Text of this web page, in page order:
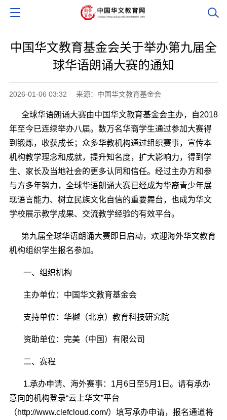
中国华文教育基金会关于举办第九届全
球华语朗诵大赛的通知
2026-01-06 03:32 来源：中国华文教育基金会
全球华语朗诵大赛由中国华文教育基金会主办，自2018
年至今已连续举办八届。数万名华裔学生通过参加大赛得
到锻炼，收获成长；众多华教机构通过组织赛事，宣传本
机构教学理念和成就，提升知名度，扩大影响力，得到学
生、家长及当地社会的更多认同和信任。经过主办方和参
与方多年努力，全球华语朗诵大赛已经成为华裔青少年展
现语言能力、树立民族文化自信的重要舞台，也成为华文
学校展示教学成果、交流教学经验的有效平台。
第九届全球华语朗诵大赛即日启动，欢迎海外华文教育
机构组织学生报名参加。
一、组织机构
主办单位：中国华文教育基金会
支持单位：华樾（北京）教育科技研究院
资助单位：完美（中国）有限公司
二、赛程
1.承办申请、海外赛事：1月6日至5月1日。请有承办
意向的机构登录“云上华文”平台
（http://www.clefcloud.com/）填写承办申请，报名通道将